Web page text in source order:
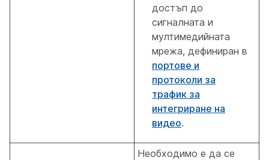
достъп до
сигналната и
мултимедийната
мрежа, дефиниран в
портове и
протоколи за
трафик за
интегриране на
видео.
Необходимо е да се